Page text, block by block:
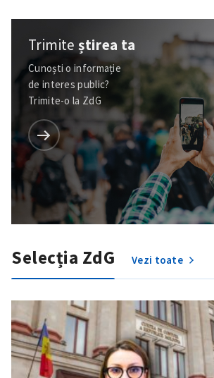
Trimiteștirea ta
Cunoști o informație
de interes public?
Trimite-o la ZdG
Selecția ZdG Vezi toate